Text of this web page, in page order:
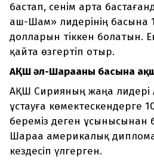
бастап, сенім арта
аш-Шам» лидерінің басына
долларын тіккен болатын.
қайта өзгертіп отыр.
АҚШ әл-Шарааның басына
АҚШ Сирияның жаңа
ұстауға көмектескендерге
береміз деген ұсынысынан
Шараа америкалық
кездесіп үлгерген.